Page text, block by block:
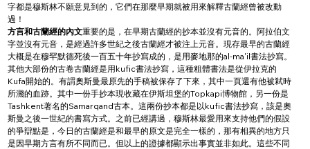
字都是穆斯林不願意見到的，它們在那麼早期就被用來解釋古蘭經曾被改動
過！
方言和古蘭經的內文重要的是，在早期古蘭經的抄本並沒有元音的。阿拉伯文
字並沒有元音，是經過許多世紀之後古蘭經才被注上元音。現存最早的古蘭經
大概是在穆罕默德死後一百五十年抄寫成的，是用麥地那的al-ma'il書法抄寫。
其他大部份的古卷古蘭經是用kufic書法抄寫，這種粗體書法是從伊拉克的
Kufa開始的。有謂奧斯曼最原先的手稿被保存了下來，其中一頁還有他被弒時
所濺的血跡。其中一份手抄本現收藏在伊斯坦堡的Topkapi博物館，另一份是
Tashkent著名的Samarqand古本。這兩份抄本都是以kufic書法抄寫，該是奧
斯曼之後一世紀的書寫方式。之前已經講過，穆斯林最愛用來支持他們的假設
的爭辯點是，今日的古蘭經是和最早的原文是完全一樣的，那有相異的地方只
是因早期方言有所不同而已。但以上的證據都顯示出事實並非如此。這些不同